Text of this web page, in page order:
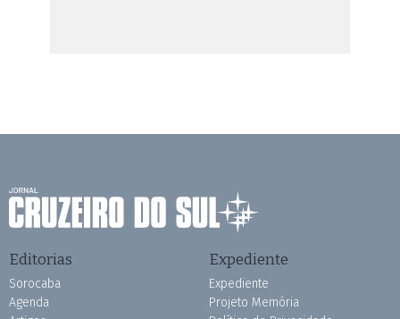
Editorias
Sorocaba
Agenda
Expediente
Expediente
Projeto Memória